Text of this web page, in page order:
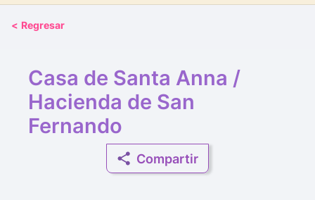
< Regresar
Casa de Santa Anna /
Hacienda de San
Fernando
Compartir